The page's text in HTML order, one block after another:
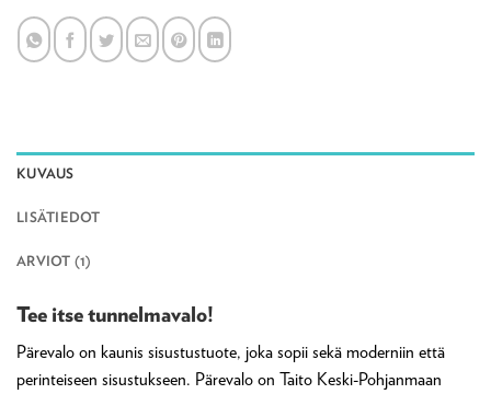
KUVAUS
LISÄTIEDOT
ARVIOT (1)
Tee itse tunnelmavalo!
Pärevalo on kaunis sisustustuote, joka sopii sekä moderniin että
perinteiseen sisustukseen. Pärevalo on Taito Keski-Pohjanmaan